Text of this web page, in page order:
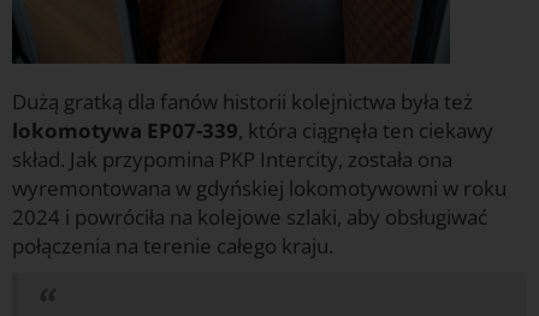
Dużą gratką dla fanów historii kolejnictwa była też
lokomotywa EP07-339, która ciągnęła ten ciekawy
skład. Jak przypomina PKP Intercity, została ona
wyremontowana w gdyńskiej lokomotywowni w roku
2024 i powróciła na kolejowe szlaki, aby obsługiwać
połączenia na terenie całego kraju.